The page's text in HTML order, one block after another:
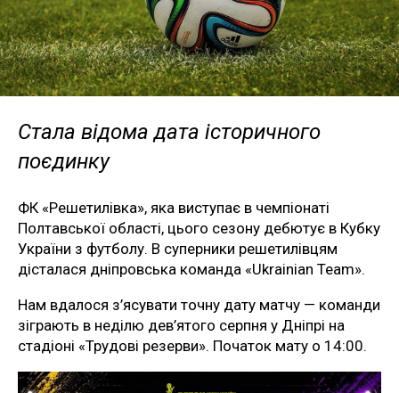
Стала відома дата історичного
поєдинку
ФК «Решетилівка», яка виступає в чемпіонаті
Полтавської області, цього сезону дебютує в Кубку
України з футболу. В суперники решетилівцям
дісталася дніпровська команда «Ukrainian Team».
Нам вдалося з’ясувати точну дату матчу — команди
зіграють в неділю дев’ятого серпня у Дніпрі на
стадіоні «Трудові резерви». Початок мату о 14:00.